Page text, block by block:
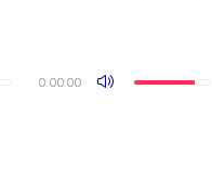
0:00:00
0:00:00